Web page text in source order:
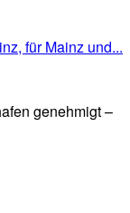
genehmigt –